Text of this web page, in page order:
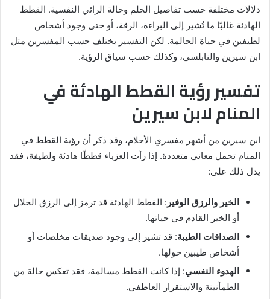
دلالات مختلفة حسب تفاصيل الحلم وحالة الرائي النفسية. القطط
الهادئة غالبًا ما تُشير إلى البراءة، الرقة، أو حتى وجود أشخاص
لطيفين في حياة الحالمة. لكن التفسير يختلف حسب المفسرين مثل
ابن سيرين والنابلسي، وكذلك حسب سياق الرؤية.
تفسير رؤية القطط الهادئة في
المنام لابن سيرين
ابن سيرين من أشهر مفسري الأحلام، وقد ذكر أن رؤية القطط في
المنام تحمل معاني متعددة. إذا رأت العزباء قططًا هادئة ولطيفة، فقد
يدل ذلك على:
الخير والرزق الوفير : القطط الهادئة قد ترمز إلى الرزق الحلال
أو الخير القادم في حياتها.
الصداقات الطيبة: قد تشير إلى وجود صديقات مخلصات أو
أشخاص طيبين حولها.
الهدوء النفسي: إذا كانت القطط مسالمة، فقد تعكس حالة من
الطمأنينة والاستقرار العاطفي.